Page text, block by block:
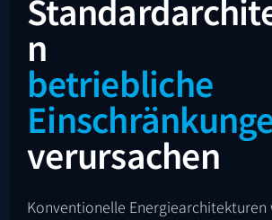
n
betriebliche
verursachen
Konventionelle Energiearchitekturen